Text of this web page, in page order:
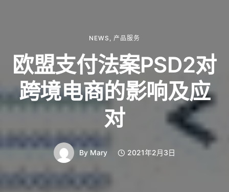
NEWS 产品服务
欧盟支付法案PSD2对
跨境电商的影响及应
对
By Mary 2021年2月3日